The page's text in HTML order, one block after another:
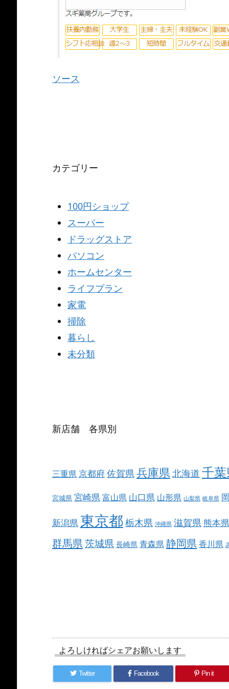
ソース
カテゴリー
100円ショップ
スーパー
ドラッグストア
パソコン
ホームセンター
ライフプラン
家電
掃除
暮らし
未分類
新店舗 各県別
三重県京都府佐賀県 兵庫県北海道 千
宮城県 宮崎県 富山県 山口県 山形県 山梨県 岐阜県
新潟県 東京都 栃木県 沖縄県 滋賀県 熊本県
群馬県茨城県 長崎県 青森県静岡県 香川県
よろしければシェアお願いします
Twitter Facebook Pin it